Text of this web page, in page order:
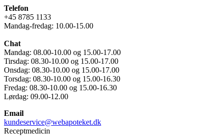
Telefon
+45 8785 1133
Mandag-fredag: 10.00-15.00
Chat
Mandag: 08.00-10.00 og 15.00-17.00
Tirsdag: 08.30-10.00 og 15.00-17.00
Onsdag: 08.30-10.00 og 15.00-17.00
Torsdag: 08.30-10.00 og 15.00-16.30
Fredag: 08.30-10.00 og 15.00-16.30
Lørdag: 09.00-12.00
Email
kundeservice@webapoteket.dk
Receptmedicin